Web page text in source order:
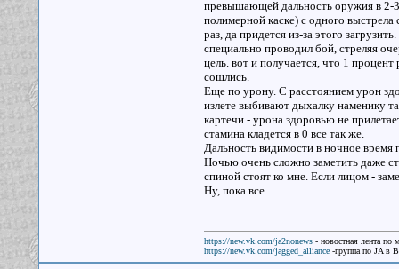
превышающей дальность оружия в 2-3
полимерной каске) с одного
раз, да придется из-за этого
специально проводил бой, стреляя
цель. вот и получается, что 1
сошлись.
Еще по урону. С расстоянием урон
излете выбивают дыхалку наменику
картечи - урона здоровью не
стамина кладется в 0 все так же.
Дальность видимости в ночное
Ночью очень сложно заметить даже
спиной стоят ко мне. Если лицом -
Ну, пока все.
https://new.vk.com/ja2nonews- новостная лента по
https://new.vk.com/jagged_alliance-группа по JA в